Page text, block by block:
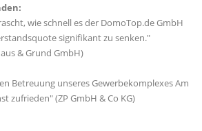
wie schnell es der DomoTop.de GmbH
signifikant zu senken."
& Grund GmbH)
Betreuung unseres Gewerbekomplexes Am
zufrieden" (ZP GmbH & Co KG)